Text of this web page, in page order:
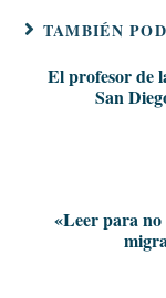
TAMBIÉN
El profesor de
San
«Leer para no